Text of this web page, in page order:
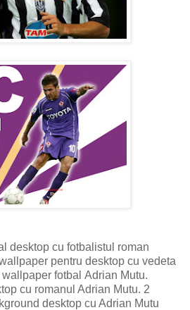
desktop cu fotbalistul roman
pentru desktop cu vedeta
fotbal Adrian Mutu.
cu romanul Adrian Mutu. 2
desktop cu Adrian Mutu